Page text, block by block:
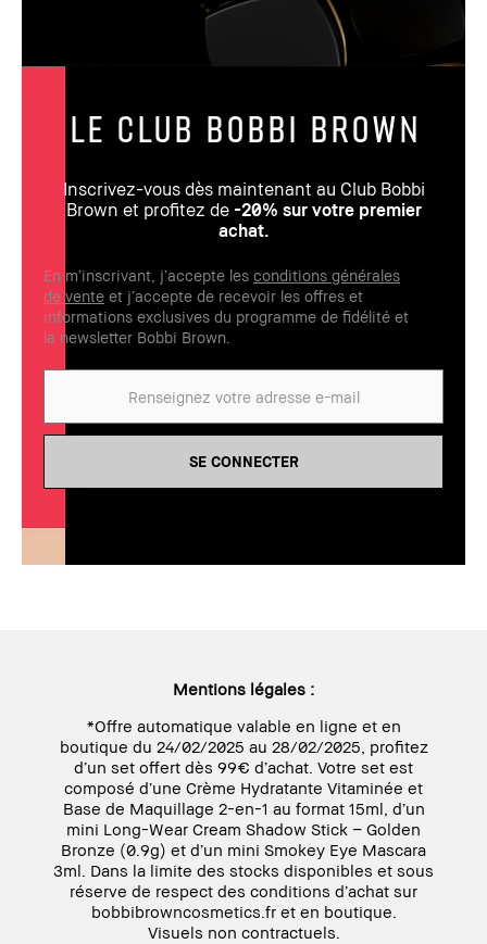
Le Club Bobbi Brown
Inscrivez-vous dès maintenant au Club Bobbi
Brown et profitez de -20% sur votre premier
achat.
En m’inscrivant, j’accepte les conditions générales
de vente et j’accepte de recevoir les offres et
informations exclusives du programme de fidélité et
la newsletter Bobbi Brown.
Mentions légales :
*Offre automatique valable en ligne et en
boutique du 24/02/2025 au 28/02/2025, profitez
d’un set offert dès 99€ d’achat. Votre set est
composé d’une Crème Hydratante Vitaminée et
Base de Maquillage 2-en-1 au format 15ml, d’un
mini Long-Wear Cream Shadow Stick – Golden
Bronze (0.9g) et d’un mini Smokey Eye Mascara
3ml. Dans la limite des stocks disponibles et sous
réserve de respect des conditions d’achat sur
bobbibrowncosmetics.fr et en boutique.
Visuels non contractuels.